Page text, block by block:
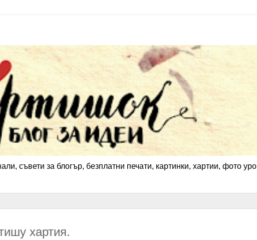
съвети за блогър, безплатни печати, картинки, хартии, фото
хартия.